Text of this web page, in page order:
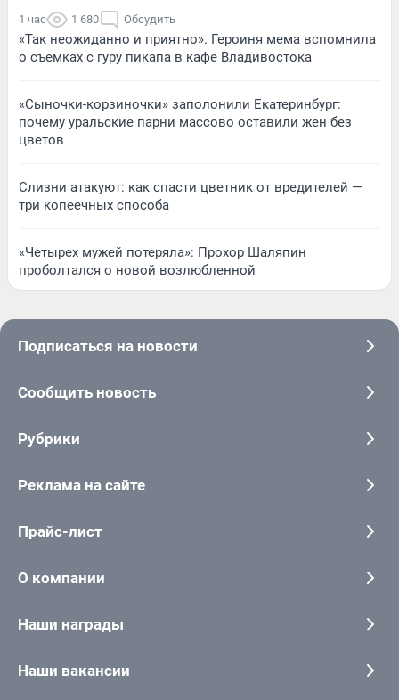
1 час 1 680 Обсудить
«Так неожиданно и приятно». Героиня мема вспомнила
о съемках с гуру пикапа в кафе Владивостока
«Сыночки-корзиночки» заполонили Екатеринбург:
почему уральские парни массово оставили жен без
цветов
Слизни атакуют: как спасти цветник от вредителей —
три копеечных способа
«Четырех мужей потеряла»: Прохор Шаляпин
проболтался о новой возлюбленной
Подписаться на новости
Сообщить новость
Рубрики
Реклама на сайте
Прайс-лист
О компании
Наши награды
Наши вакансии